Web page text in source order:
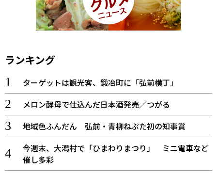
ランキング
ターゲットは観光客、鍛冶町に「弘前横丁」
メロン酵母で仕込んだ日本酒発売／つがる
地域色ふんだん 弘前・青柳ねぷた初の知事賞
今週末、大潟村で「ひまわりまつり」 ミニ電車など
催し多彩